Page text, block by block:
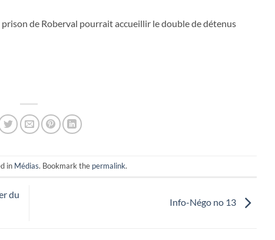
de Roberval pourrait accueillir le double de détenus
in Médias. Bookmark the permalink.
du
Info-Négo no 13